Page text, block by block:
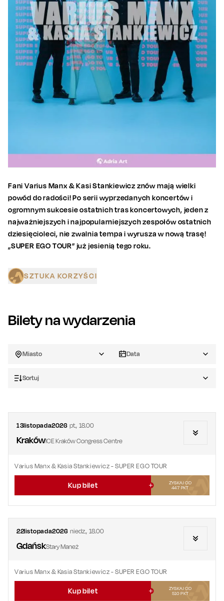
Fani Varius Manx & Kasi Stankiewicz znów mają wielki
powód do radości! Po serii wyprzedanych koncertów i
ogromnym sukcesie ostatnich tras koncertowych, jeden z
najważniejszych i najpopularniejszych zespołów ostatnich
dziesięcioleci, nie zwalnia tempa i wyrusza w nową trasę!
„SUPER EGO TOUR” już jesienią tego roku.
SZTUKA KORZYŚCI
Bilety na wydarzenia
Miasto Data
Sortuj
13listopada2026 pt.,18.00
KrakówICE Kraków Congress Centre
Varius Manx & Kasia Stankiewicz - SUPER EGO TOUR
Kup bilet
ZYSKAJ OD
447 PKT
22listopada2026 niedz.,18.00
GdańskStary Maneż
Varius Manx & Kasia Stankiewicz - SUPER EGO TOUR
Kup bilet
ZYSKAJ OD
510 PKT